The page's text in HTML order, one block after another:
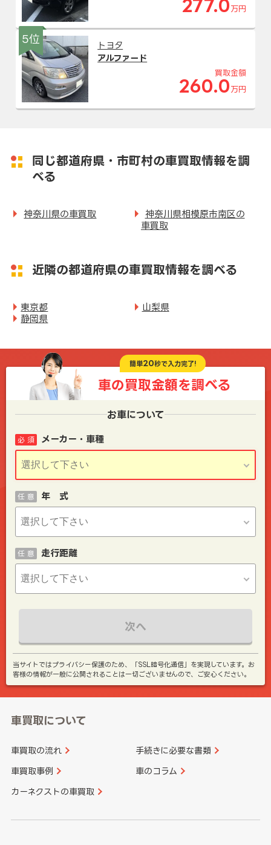
277.0 万円
5位
トヨタ
アルファード
買取金額
260.0 万円
同じ都道府県・市町村の車買取情報を調
べる
神奈川県の車買取
神奈川県相模原市南区の
車買取
近隣の都道府県の車買取情報を調べる
東京都
山梨県
静岡県
簡単20秒で入力完了!
車の買取金額を調べる
お車について
メーカー・車種
必 須
年 式
任 意
走行距離
任 意
次へ
当サイトではプライバシー保護のため、「SSL暗号化通信」を実現しています。お
客様の情報が一般に公開されることは一切ございませんので、ご安心ください。
車買取について
車買取の流れ 手続きに必要な書類
車買取事例 車のコラム
カーネクストの車買取